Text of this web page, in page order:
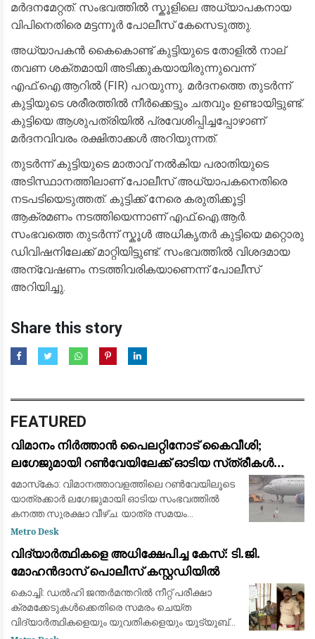
മർദനമേറ്റത്. സംഭവത്തിൽ സ്കൂളിലെ അധ്യാപകനായ
വിപിനെതിരെ മട്ടന്നൂർ പോലീസ് കേസെടുത്തു.
​അധ്യാപകൻ കൈകൊണ്ട് കുട്ടിയുടെ തോളിൽ നാല്
തവണ ശക്തമായി അടിക്കുകയായിരുന്നുവെന്ന്
എഫ്.ഐ.ആറിൽ (FIR) പറയുന്നു. മർദനത്തെ തുടർന്ന്
കുട്ടിയുടെ ശരീരത്തിൽ നീർക്കെട്ടും ചതവും ഉണ്ടായിട്ടുണ്ട്.
കുട്ടിയെ ആശുപത്രിയിൽ പ്രവേശിപ്പിച്ചപ്പോഴാണ്
മർദനവിവരം രക്ഷിതാക്കൾ അറിയുന്നത്.
​തുടർന്ന് കുട്ടിയുടെ മാതാവ് നൽകിയ പരാതിയുടെ
അടിസ്ഥാനത്തിലാണ് പോലീസ് അധ്യാപകനെതിരെ
നടപടിയെടുത്തത്. കുട്ടിക്ക് നേരെ കരുതിക്കൂട്ടി
ആക്രമണം നടത്തിയെന്നാണ് എഫ്.ഐ.ആർ.
സംഭവത്തെ തുടർന്ന് സ്കൂൾ അധികൃതർ കുട്ടിയെ മറ്റൊരു
ഡിവിഷനിലേക്ക് മാറ്റിയിട്ടുണ്ട്. സംഭവത്തിൽ വിശദമായ
അന്വേഷണം നടത്തിവരികയാണെന്ന് പോലീസ്
അറിയിച്ചു.
Share this story
FEATURED
വിമാനം നിർത്താൻ പൈലറ്റിനോട് കൈവീശി;
ലഗേജുമായി റൺവേയിലേക്ക് ഓടിയ സ്‌ത്രീകൾ
പിടിയിൽ
മോസ്‌കോ: വിമാനത്താവളത്തിലെ റൺവേയിലൂടെ
യാത്രക്കാർ ലഗേജുമായി ഓടിയ സംഭവത്തിൽ
കനത്ത സുരക്ഷാ വീഴ്ച. യാത്ര സമയം
കഴിഞ്ഞെത്തിയതിനെ തുടർന്ന് ഫ്‌ളൈറ്റ് നഷ്ടപ്പെട്ട
Metro Desk
വിദ്യാർത്ഥികളെ അധിക്ഷേപിച്ച കേസ്: ടി.ജി.
മോഹൻദാസ് പൊലീസ് കസ്റ്റഡിയിൽ
കൊച്ചി: ഡൽഹി ജന്തർമന്തറിൽ നീറ്റ് പരീക്ഷാ
ക്രമക്കേടുകൾക്കെതിരെ സമരം ചെയ്ത
വിദ്യാർത്ഥികളെയും യുവതികളെയും യൂട്യൂബ്